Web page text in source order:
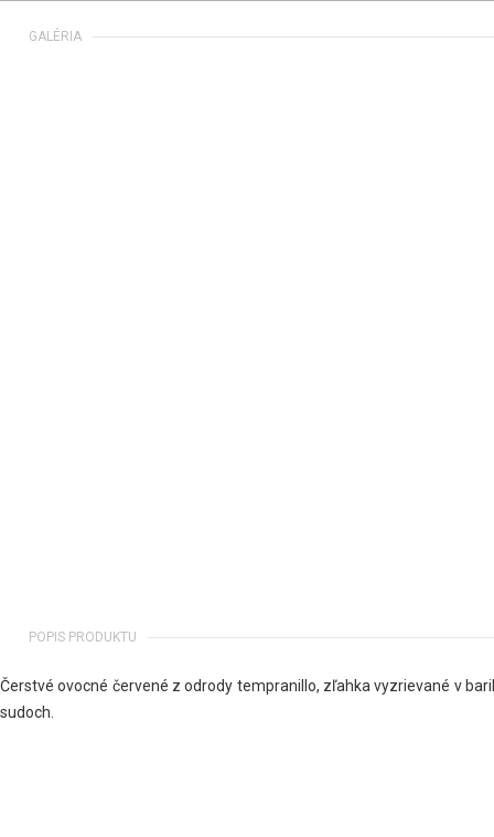
GALÉRIA
POPIS PRODUKTU
Čerstvé ovocné červené z odrody tempranillo, zľahka vyzrievané v
sudoch.